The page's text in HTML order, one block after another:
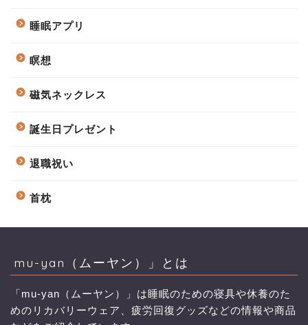
睡眠アプリ
瞑想
磁気ネックレス
誕生日プレゼント
退職祝い
首枕
mu-yan（ムーヤン）」とは
「mu-yan（ムーヤン）」は睡眠のための寝具や休養のた
めのリカバリーウェア、疲労回復グッズなどの情報や商品